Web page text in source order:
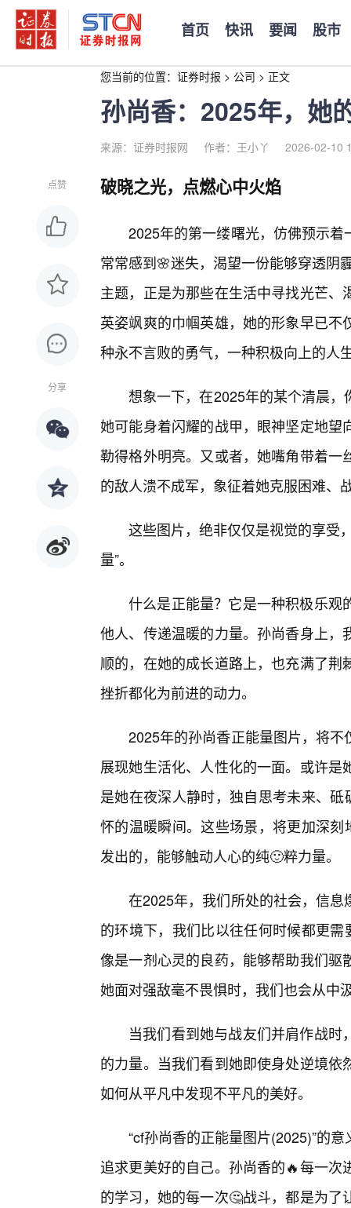
首页 快讯 要闻 股市
您当前的位置： 证券时报 > 公司 > 正文
孙尚香：2025年，她
来源：证券时报网 作者：王小丫 2026-02-10
点赞
分享
破晓之光，点燃心中火焰
2025年的第一缕曙光，仿佛预示
常常感到🌸迷失，渴望一份能够穿透阴
主题，正是为那些在生活中寻找光芒
英姿飒爽的巾帼英雄，她的形象早已
种永不言败的勇气，一种积极向上的人
想象一下，在2025年的某个清晨
她可能身着闪耀的战甲，眼神坚定地
勒得格外明亮。又或者，她嘴角带着
的敌人溃不成军，象征着她克服困难、
这些图片，绝非仅仅是视觉的享
量”。
什么是正能量？它是一种积极乐观
他人、传递温暖的力量。孙尚香身上
顺的，在她的成长道路上，也充满了
挫折都化为前进的动力。
2025年的孙尚香正能量图片，将
展现她生活化、人性化的一面。或许
是她在夜深人静时，独自思考未来、
怀的温暖瞬间。这些场景，将更加深
发出的，能够触动人心的纯🙂粹力量。
在2025年，我们所处的社会，信
的环境下，我们比以往任何时候都更
像是一剂心灵的良药，能够帮助我们
她面对强敌毫不畏惧时，我们也会从中
当我们看到她与战友们并肩作战
的力量。当我们看到她即使身处逆境
如何从平凡中发现不平凡的美好。
“cf孙尚香的正能量图片(2025)”的
追求更美好的自己。孙尚香的🔥每一
的学习，她的每一次🤔战斗，都是为